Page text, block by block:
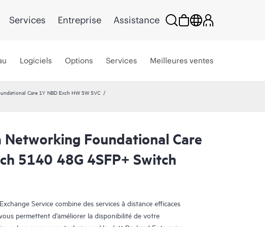
Services Entreprise Assistance
Logiciels Options Services Meilleures ventes
Care 1Y NBD Exch HW SW SVC
Networking Foundational Care
5140 48G 4SFP+ Switch
Service combine des services à distance efficaces
permettent d’améliorer la disponibilité de votre